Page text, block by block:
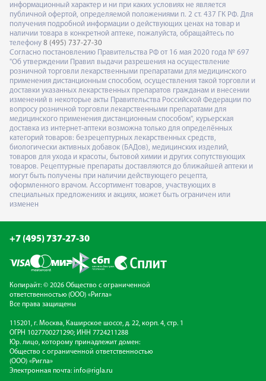
информационный характер и ни при каких условиях не является
публичной офертой, определяемой положениями п. 2 ст. 437 ГК РФ. Для
получения подробной информации о действующих ценах на товар и
наличии товара в конкретной аптеке, пожалуйста, обращайтесь по
телефону 8 (495) 737-27-30
Согласно постановлению Правительства РФ от 16 мая 2020 года № 697
"Об утверждении Правил выдачи разрешения на осуществление
розничной торговли лекарственными препаратами для медицинского
применения дистанционным способом, осуществления такой торговли и
доставки указанных лекарственных препаратов гражданам и внесении
изменений в некоторые акты Правительства Российской Федерации по
вопросу розничной торговли лекарственными препаратами для
медицинского применения дистанционным способом", курьерская
доставка из интернет-аптеки возможна только для определённых
категорий товаров: безрецептурных лекарственных средств,
биологически активных добавок (БАДов), медицинских изделий,
товаров для ухода и красоты, бытовой химии и других сопутствующих
товаров. Рецептурные препараты доставляются до ближайшей аптеки и
могут быть получены при наличии действующего рецепта,
оформленного врачом. Ассортимент товаров, участвующих в
специальных предложениях и акциях, может быть ограничен или
изменен
+7 (495) 737-27-30
Копирайт: © 2026 Общество с ограниченной
ответственностью (ООО) «Ригла»
Все права защищены
115201, г. Москва, Каширское шоссе, д. 22, корп. 4, стр. 1
ОГРН 1027700271290; ИНН 7724211288
Юр. лицо, которому принадлежит домен:
Общество с ограниченной ответственностью
(ООО) «Ригла»
Электронная почта: info@rigla.ru